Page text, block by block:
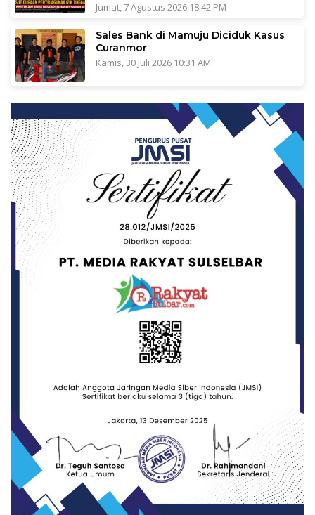
Jumat, 7 Agustus 2026 18:42 PM
Sales Bank di Mamuju Diciduk Kasus
Curanmor
Kamis, 30 Juli 2026 10:31 AM